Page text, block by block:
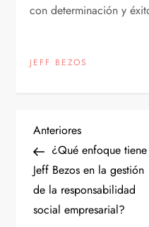
con determinación y
JEFF BEZOS
N
a
v
Entrada
anterior
Anteriores
¿Qué enfoque tiene
Jeff Bezos en la gestión
de la responsabilidad
social empresarial?